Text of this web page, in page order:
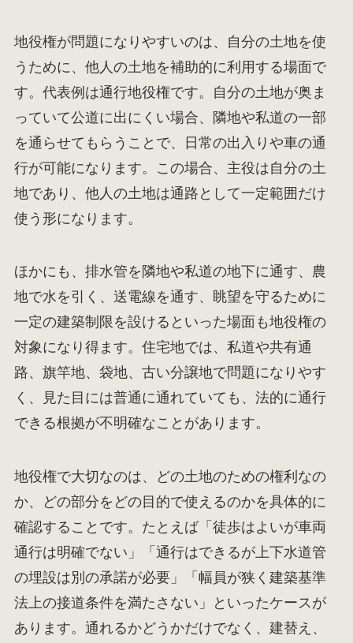
地役権が問題になりやすいのは、自分の土地を使
うために、他人の土地を補助的に利用する場面で
す。代表例は通行地役権です。自分の土地が奥ま
っていて公道に出にくい場合、隣地や私道の一部
を通らせてもらうことで、日常の出入りや車の通
行が可能になります。この場合、主役は自分の土
地であり、他人の土地は通路として一定範囲だけ
使う形になります。
ほかにも、排水管を隣地や私道の地下に通す、農
地で水を引く、送電線を通す、眺望を守るために
一定の建築制限を設けるといった場面も地役権の
対象になり得ます。住宅地では、私道や共有通
路、旗竿地、袋地、古い分譲地で問題になりやす
く、見た目には普通に通れていても、法的に通行
できる根拠が不明確なことがあります。
地役権で大切なのは、どの土地のための権利なの
か、どの部分をどの目的で使えるのかを具体的に
確認することです。たとえば「徒歩はよいが車両
通行は明確でない」「通行はできるが上下水道管
の埋設は別の承諾が必要」「幅員が狭く建築基準
法上の接道条件を満たさない」といったケースが
あります。通れるかどうかだけでなく、建替え、